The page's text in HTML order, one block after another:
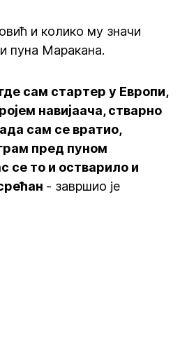
и колико му значи
пуна Маракана.
сам стартер у Европи,
навијаача, стварно
сам се вратио,
пред пуном
се то и остварило и
- завршио је